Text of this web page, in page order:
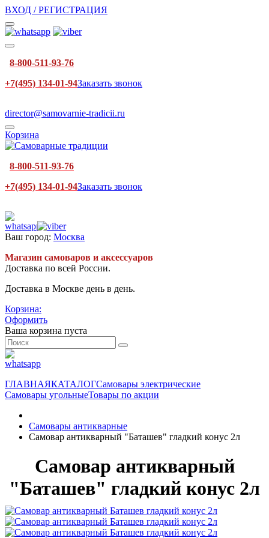
ВХОД / РЕГИСТРАЦИЯ
8-800-511-93-76
+7(495) 134-01-94Заказать звонок
director@samovarnie-tradicii.ru
Корзина
8-800-511-93-76
+7(495) 134-01-94Заказать звонок
Ваш город: Москва
Магазин самоваров и аксессуаров
Доставка по всей России.
Доставка в Москве день в день.
Корзина:
Оформить
Ваша корзина пуста
ГЛАВНАЯКАТАЛОГСамовары электрические
Самовары угольныеТовары по акции
Самовары антикварные
Самовар антикварный "Баташев" гладкий конус 2л
Самовар антикварный
"Баташев" гладкий конус 2л